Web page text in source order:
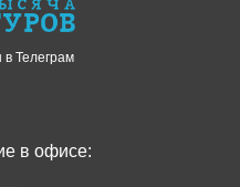
Телеграм
в офисе: